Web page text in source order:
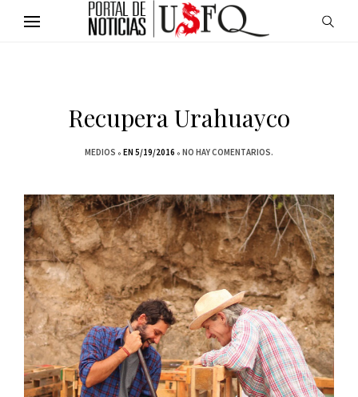
Recupera Urahuayco
MEDIOS EN 5/19/2016 NO HAY COMENTARIOS.